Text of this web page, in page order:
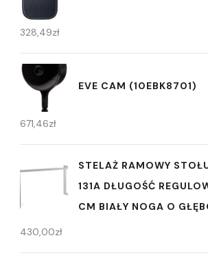
328,49zł
EVE CAM (10EBK8701)
671,46zł
STELAŻ RAMOWY
131A DŁUGOŚĆ
CM BIAŁY NOGA O
430,00zł